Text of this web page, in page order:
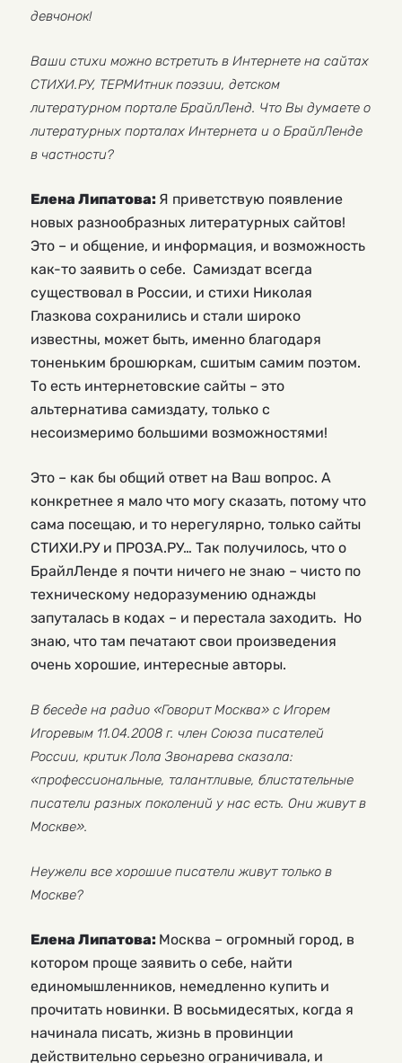
девчонок!
Ваши стихи можно встретить в Интернете на сайтах
СТИХИ.РУ, ТЕРМИтник поэзии, детском
литературном портале БрайлЛенд. Что Вы думаете о
литературных порталах Интернета и о БрайлЛенде
в частности?
Елена Липатова: Я приветствую появление
новых разнообразных литературных сайтов!
Это – и общение, и информация, и возможность
как-то заявить о себе. Самиздат всегда
существовал в России, и стихи Николая
Глазкова сохранились и стали широко
известны, может быть, именно благодаря
тоненьким брошюркам, сшитым самим поэтом.
То есть интернетовские сайты – это
альтернатива самиздату, только с
несоизмеримо большими возможностями!
Это – как бы общий ответ на Ваш вопрос. А
конкретнее я мало что могу сказать, потому что
сама посещаю, и то нерегулярно, только сайты
СТИХИ.РУ и ПРОЗА.РУ… Так получилось, что о
БрайлЛенде я почти ничего не знаю – чисто по
техническому недоразумению однажды
запуталась в кодах – и перестала заходить. Но
знаю, что там печатают свои произведения
очень хорошие, интересные авторы.
В беседе на радио «Говорит Москва» с Игорем
Игоревым 11.04.2008 г. член Союза писателей
России, критик Лола Звонарева сказала:
«профессиональные, талантливые, блистательные
писатели разных поколений у нас есть. Они живут в
Москве».
Неужели все хорошие писатели живут только в
Москве?
Елена Липатова: Москва – огромный город, в
котором проще заявить о себе, найти
единомышленников, немедленно купить и
прочитать новинки. В восьмидесятых, когда я
начинала писать, жизнь в провинции
действительно серьезно ограничивала, и